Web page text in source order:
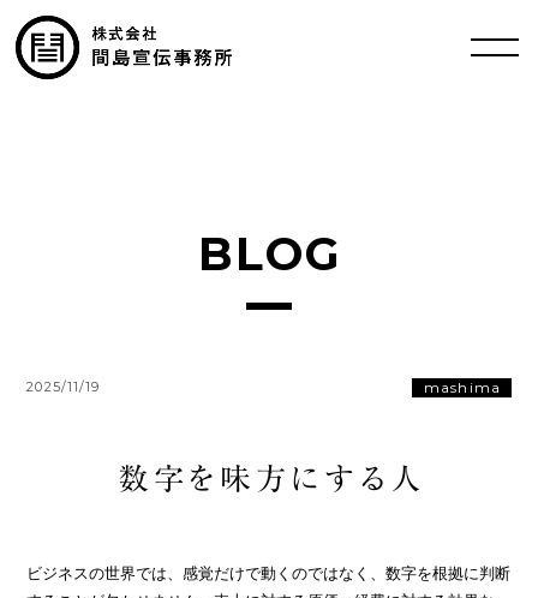
BLOG
2025/11/19 mashima
数字を味方にする人
ビジネスの世界では、感覚だけで動くのではなく、数字を根拠に判断